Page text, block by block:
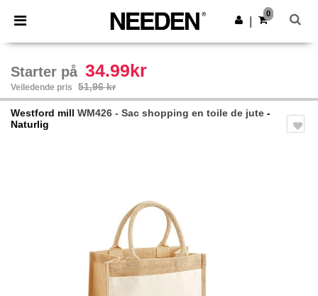
× Needen-app
Bedre priser i appen!
Last ned app
0
Starter på 34.99kr
Veiledende pris 51,96 kr
Westford mill WM426 - Sac shopping en toile de jute -
Naturlig